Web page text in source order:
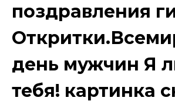
поздравления
день мужчин Я
тебя! картинка